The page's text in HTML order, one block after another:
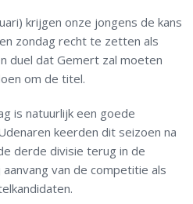
krijgen onze jongens de kans
zondag recht te zetten als
duel dat Gemert zal moeten
om de titel.
is natuurlijk een goede
keerden dit seizoen na
derde divisie terug in de
van de competitie als